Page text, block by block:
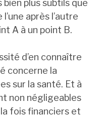
plus subtils que
après l’autre
A à un point B.
d’en connaître
concerne la
sur la santé. Et à
non négligeables
fois financiers et